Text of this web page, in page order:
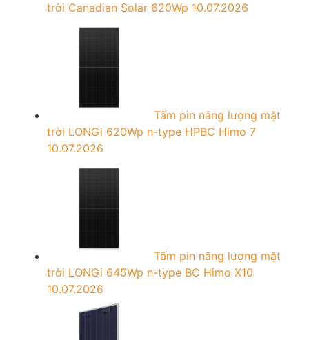
trời Canadian Solar 620Wp 10.07.2026
Tấm pin năng lượng mặt
trời LONGi 620Wp n-type HPBC Himo 7
10.07.2026
Tấm pin năng lượng mặt
trời LONGi 645Wp n-type BC Himo X10
10.07.2026